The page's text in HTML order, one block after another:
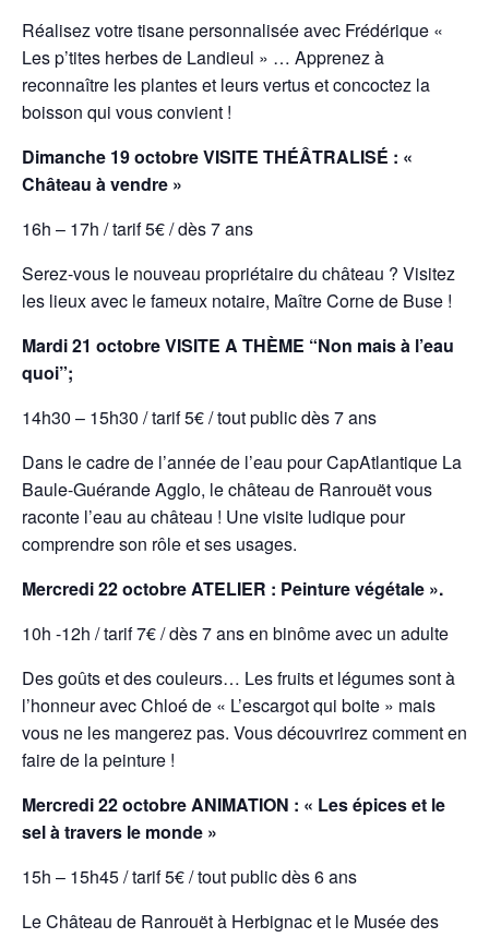
Réalisez votre tisane personnalisée avec Frédérique «
Les p’tites herbes de Landieul » … Apprenez à
reconnaître les plantes et leurs vertus et concoctez la
boisson qui vousconvient !
Dimanche 19 octobre VISITE THÉÂTRALISÉ : «
Château à vendre »
16h – 17h /tarif 5€ / dès 7 ans
Serez-vous le nouveau propriétaire du château ? Visitez
les lieux avec le fameux notaire, Maître Corne de Buse !
Mardi 21 octobre VISITE A THÈME “Non mais à l’eau
quoi”;
14h30 – 15h30 / tarif 5€ / tout public dès 7 ans
Dans le cadre de l’année de l’eau pour CapAtlantique La
Baule-Guérande Agglo, le château de Ranrouët vous
raconte l’eau au château ! Une visite ludique pour
comprendre son rôle etses usages.
Mercredi 22 octobre ATELIER : Peinture végétale ».
10h -12h / tarif 7€ / dès 7 ans en binôme avec un adulte
Des goûts et des couleurs… Les fruits et légumes sont à
l’honneur avec Chloé de « L’escargot qui boite » mais
vous ne les mangerez pas. Vous découvrirez comment en
fairede la peinture !
Mercredi 22 octobre ANIMATION : « Les épices et le
sel à travers le monde »
15h – 15h45 / tarif 5€ / tout public dès 6 ans
Le Château de Ranrouët à Herbignac et le Musée des